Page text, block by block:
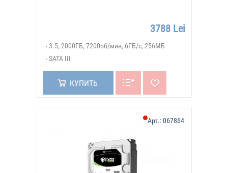
3788 Lei
3.5, 2000ГБ, 7200об/мин, 6ГБ/с, 256МБ
SATA III
КУПИТЬ
Арт.:067864